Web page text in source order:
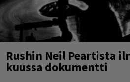
Rushin Neil Peartista
kuussa dokumentti